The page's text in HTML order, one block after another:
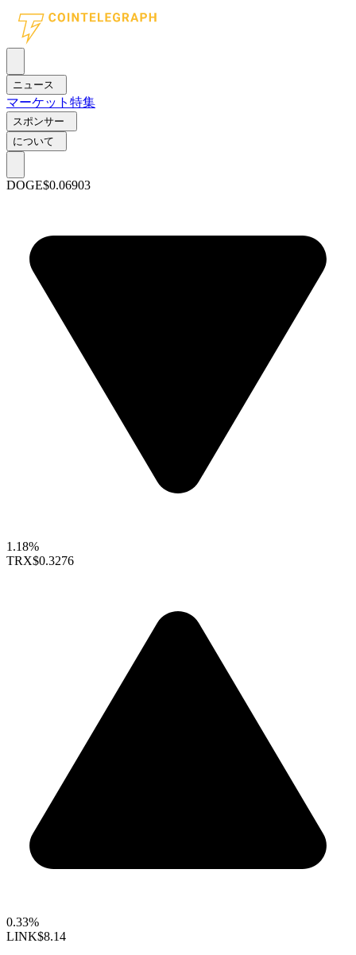
ニュース
マーケット 特集
スポンサー
について
DOGE$0.06903
1.18%
TRX$0.3276
0.33%
LINK$8.14